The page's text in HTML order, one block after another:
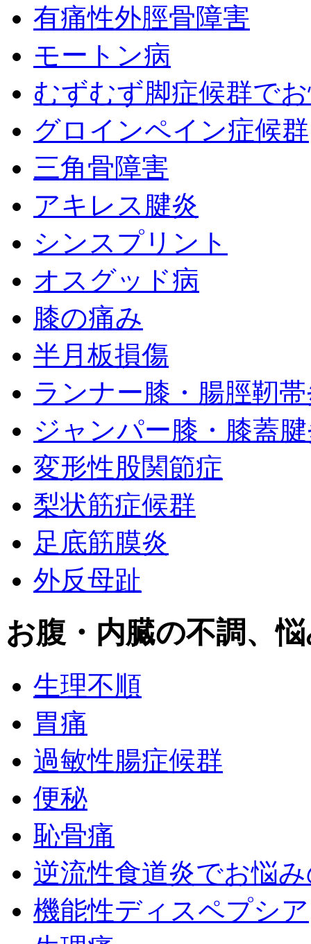
有痛性外脛骨障害
モートン病
むずむず脚症候群で
グロインペイン症候群
三角骨障害
アキレス腱炎
シンスプリント
オスグッド病
膝の痛み
半月板損傷
ランナー膝・腸脛靭
ジャンパー膝・膝蓋
変形性股関節症
梨状筋症候群
足底筋膜炎
外反母趾
お腹・内臓の不調、
生理不順
胃痛
過敏性腸症候群
便秘
恥骨痛
逆流性食道炎でお悩
機能性ディスペプシア